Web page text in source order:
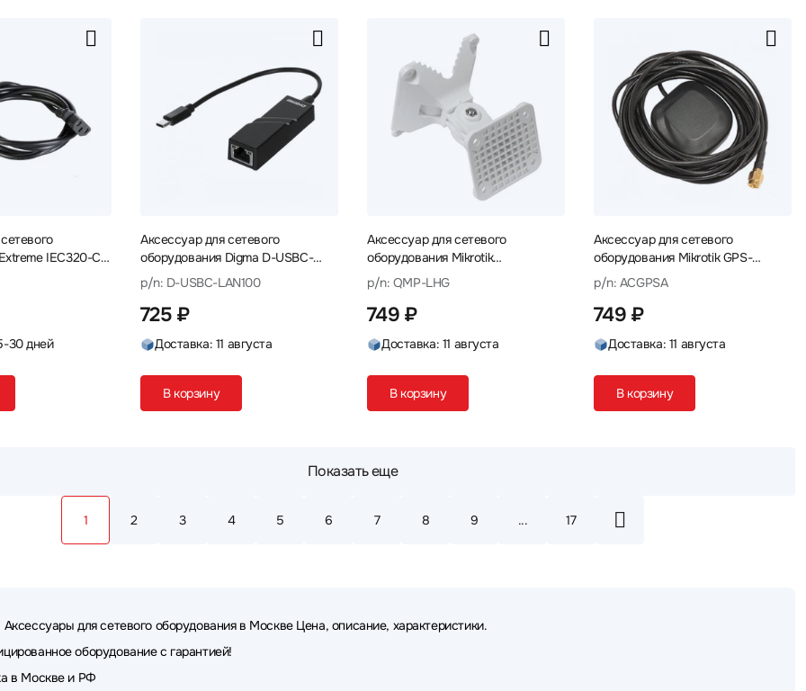
IEC320-C13
30 дней
Аксессуар для сетевого
оборудования Digma D-USBC-
LAN100 Сетевой адаптер
p/n: D-USBC-LAN100
725 ₽
Доставка: 11 августа
В корзину
Аксессуар для сетевого
оборудования Mikrotik
quickMOUNT PRO for LHG QMP-
LHG Элементы крепления
p/n: QMP-LHG
749 ₽
Доставка: 11 августа
В корзину
Аксессуар для сетевого
оборудования Mikrotik GPS-
антенна ACGPSA Антенна
p/n: ACGPSA
749 ₽
Доставка: 11 августа
В корзину
Показать еще
1 2 3 4 5 6 7 8 9 ... 17
для сетевого оборудования в Москве Цена, описание, характеристики.
оборудование с гарантией!
в Москве и РФ